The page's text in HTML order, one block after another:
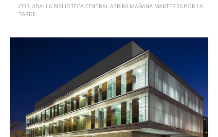
COSLADA: LA BIBLIOTECA CENTRAL ABRIRÁ MAÑANA MARTES 26 POR LA
TARDE.